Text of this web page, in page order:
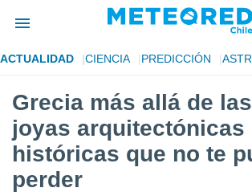
de
por
para
la
que se
calidad.
ACTUALIDAD CIENCIA PREDICCIÓN
Grecia más allá de
joyas arquitectónicas
históricas que no te
perder